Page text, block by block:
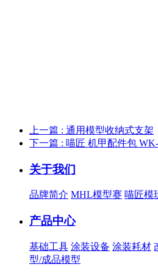
上一篇 : 通用模型收纳式支架
下一篇 : 喵匠 机甲配件包
关于我们
品牌简介 MHL模型赛 喵匠模
产品中心
基础工具 涂装设备 涂装耗材
型/成品模型